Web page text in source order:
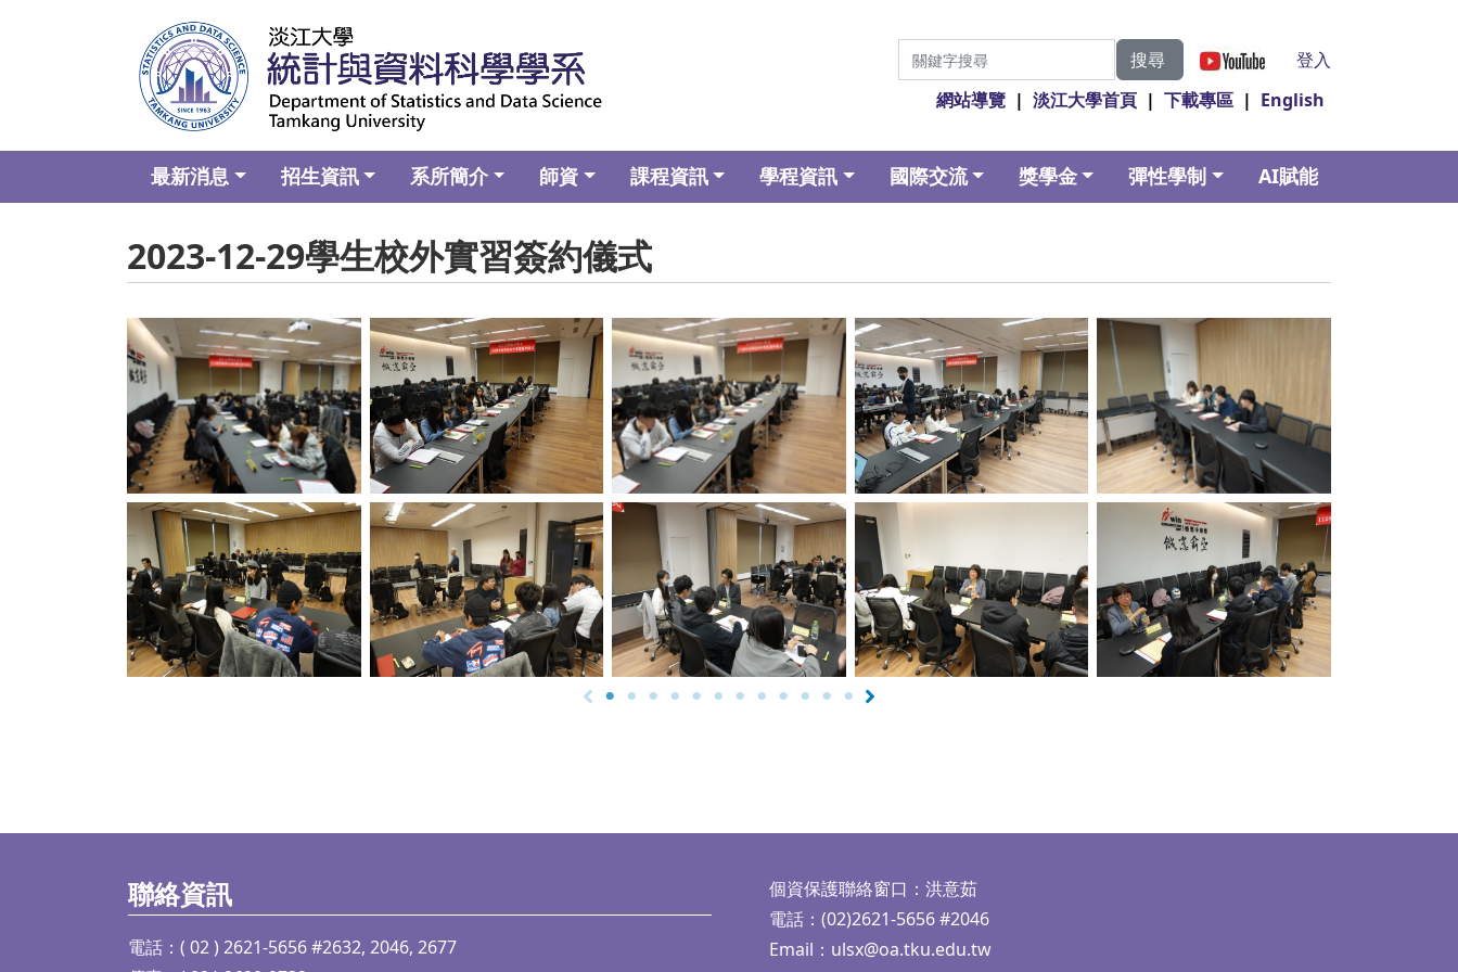
搜尋
登入
網站導覽 | 淡江大學首頁 | 下載專區 | English
最新消息 招生資訊 系所簡介 師資 課程資訊 學程資訊 國際交流 獎學金 彈性學制 AI賦能
2023-12-29學生校外實習簽約儀式
No Caption No Caption No Caption No Caption No Caption
No Caption No Caption No Caption No Caption No Caption
聯絡資訊
電話：( 02 ) 2621-5656 #2632, 2046, 2677
個資保護聯絡窗口：洪意茹
電話：(02)2621-5656 #2046
Email： ulsx@oa.tku.edu.tw